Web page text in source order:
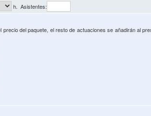
h. Asistentes:
del paquete, el resto de actuaciones se añadirán al